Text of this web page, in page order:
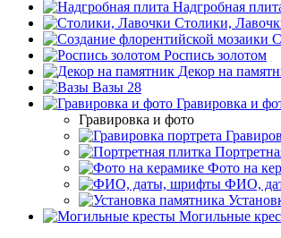
Надгробная
Столики,
Роспись золотом
Декор на
Вазы 28
Гравировка и
Гравировка и фото
Фото на
ФИО,
Могильные